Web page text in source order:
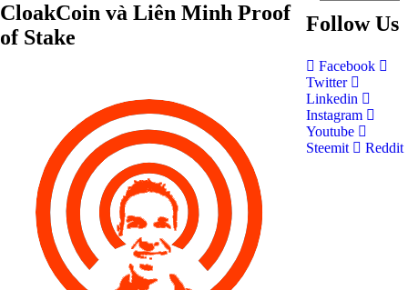
CloakCoin và Liên Minh Proof
of Stake
Follow Us
Facebook
Twitter
Linkedin
Instagram
Youtube
Steemit
Reddit